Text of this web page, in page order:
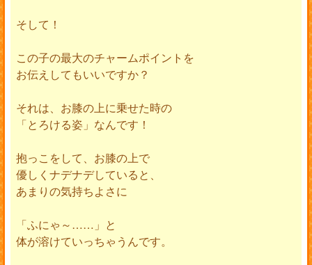
そして！
この子の最大のチャームポイントを
お伝えしてもいいですか？
それは、お膝の上に乗せた時の
「とろける姿」なんです！
抱っこをして、お膝の上で
優しくナデナデしていると、
あまりの気持ちよさに
「ふにゃ～……」と
体が溶けていっちゃうんです。